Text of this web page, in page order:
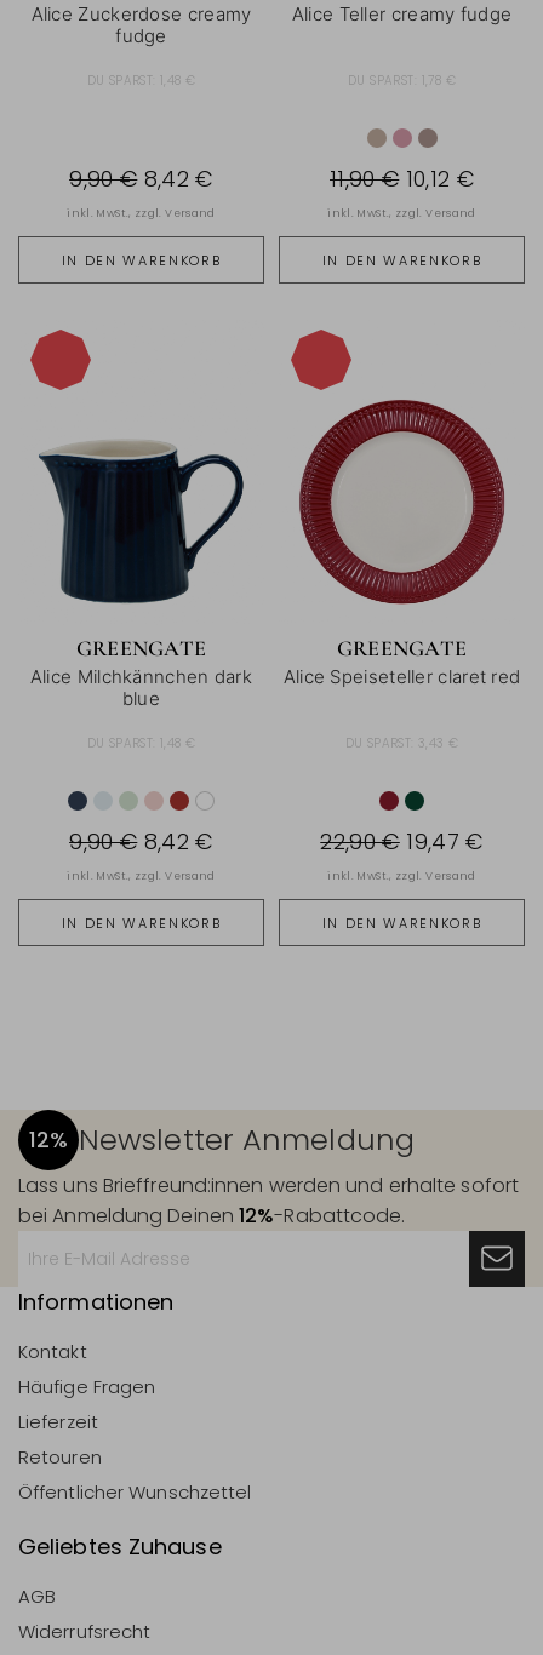
Alice Zuckerdose creamy
fudge
DU SPARST: 1,48 €
IN DEN WARENKORB
9,90 € 8,42 €
inkl. MwSt., zzgl.Versand
Alice Teller creamy fudge
DU SPARST: 1,78 €
IN DEN WARENKORB
11,90 € 10,12 €
inkl. MwSt., zzgl.Versand
GREENGATE
Alice Milchkännchen dark
blue
DU SPARST: 1,48 €
IN DEN WARENKORB
9,90 € 8,42 €
inkl. MwSt., zzgl.Versand
GREENGATE
Alice Speiseteller claret red
DU SPARST: 3,43 €
IN DEN WARENKORB
22,90 € 19,47 €
inkl. MwSt., zzgl.Versand
12% Newsletter Anmeldung
Lass uns Brieffreund:innen werden und erhalte sofort
bei Anmeldung Deinen12%-Rabattcode.
Informationen
Kontakt
Häufige Fragen
Lieferzeit
Retouren
Öffentlicher Wunschzettel
Geliebtes Zuhause
AGB
Widerrufsrecht